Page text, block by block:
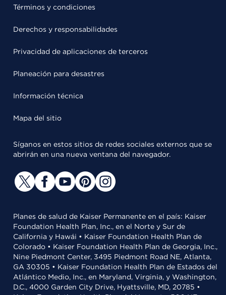
Términos y condiciones
Derechos y responsabilidades
Privacidad de aplicaciones de terceros
Planeación para desastres
Información técnica
Mapa del sitio
Síganos en estos sitios de redes sociales externos que se
abrirán en una nueva ventana del navegador.
Planes de salud de Kaiser Permanente en el país: Kaiser
Foundation Health Plan, Inc., en el Norte y Sur de
California y Hawái • Kaiser Foundation Health Plan de
Colorado • Kaiser Foundation Health Plan de Georgia, Inc.,
Nine Piedmont Center, 3495 Piedmont Road NE, Atlanta,
GA 30305 • Kaiser Foundation Health Plan de Estados del
Atlántico Medio, Inc., en Maryland, Virginia, y Washington,
D.C., 4000 Garden City Drive, Hyattsville, MD, 20785 •